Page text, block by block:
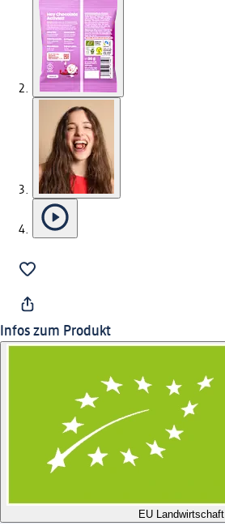
Infos zum Produkt
EU Landwirtschaft